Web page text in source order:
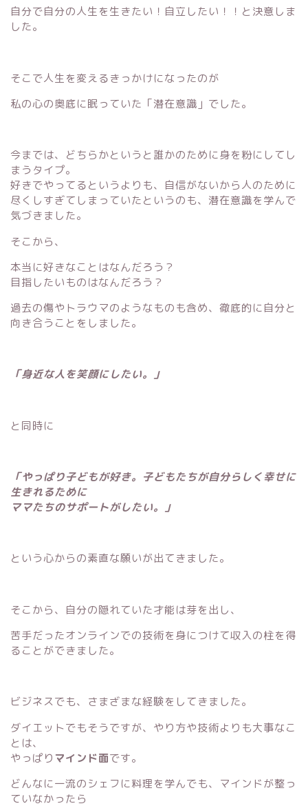
自分で自分の人生を生きたい！自立したい！！と決意しま
した。
そこで人生を変えるきっかけになったのが
私の心の奥底に眠っていた「潜在意識」でした。
今までは、どちらかというと誰かのために身を粉にしてし
まうタイプ。
好きでやってるというよりも、自信がないから人のために
尽くしすぎてしまっていたというのも、潜在意識を学んで
気づきました。
そこから、
本当に好きなことはなんだろう？
目指したいものはなんだろう？
過去の傷やトラウマのようなものも含め、徹底的に自分と
向き合うことをしました。
「身近な人を笑顔にしたい。」
と同時に
「やっぱり子どもが好き。子どもたちが自分らしく幸せに
生きれるために
ママたちのサポートがしたい。」
という心からの素直な願いが出てきました。
そこから、自分の隠れていた才能は芽を出し、
苦手だったオンラインでの技術を身につけて収入の柱を得
ることができました。
ビジネスでも、さまざまな経験をしてきました。
ダイエットでもそうですが、やり方や技術よりも大事なこ
とは、
やっぱり マインド面です。
どんなに一流のシェフに料理を学んでも、マインドが整っ
ていなかったら